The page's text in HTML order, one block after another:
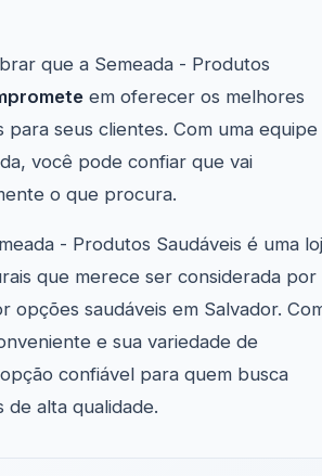
que a Semeada - Produtos
em oferecer os melhores
para seus clientes. Com uma equipe
você pode confiar que vai
o que procura.
- Produtos Saudáveis é uma
que merece ser considerada por
opções saudáveis em Salvador.
e sua variedade de
confiável para quem busca
de alta qualidade.